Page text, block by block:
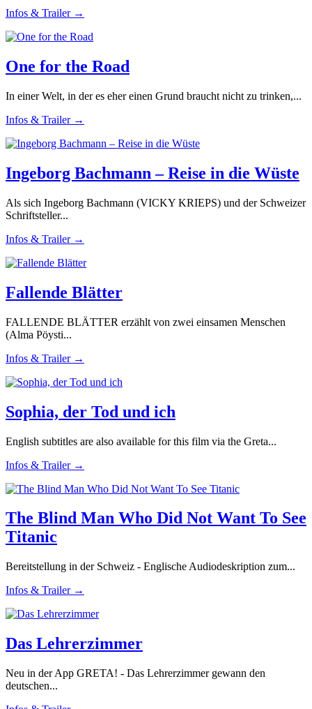
Infos & Trailer →
One for the Road
In einer Welt, in der es eher einen Grund braucht nicht zu trinken,...
Infos & Trailer →
Ingeborg Bachmann – Reise in die Wüste
Als sich Ingeborg Bachmann (VICKY KRIEPS) und der Schweizer
Schriftsteller...
Infos & Trailer →
Fallende Blätter
FALLENDE BLÄTTER erzählt von zwei einsamen Menschen
(Alma Pöysti...
Infos & Trailer →
Sophia, der Tod und ich
English subtitles are also available for this film via the Greta...
Infos & Trailer →
The Blind Man Who Did Not Want To See
Titanic
Bereitstellung in der Schweiz - Englische Audiodeskription zum...
Infos & Trailer →
Das Lehrerzimmer
Neu in der App GRETA! - Das Lehrerzimmer gewann den
deutschen...